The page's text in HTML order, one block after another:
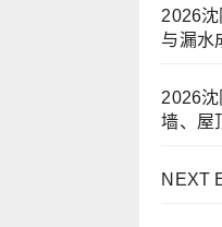
2026
与漏水
2026
墙、屋
NEXT